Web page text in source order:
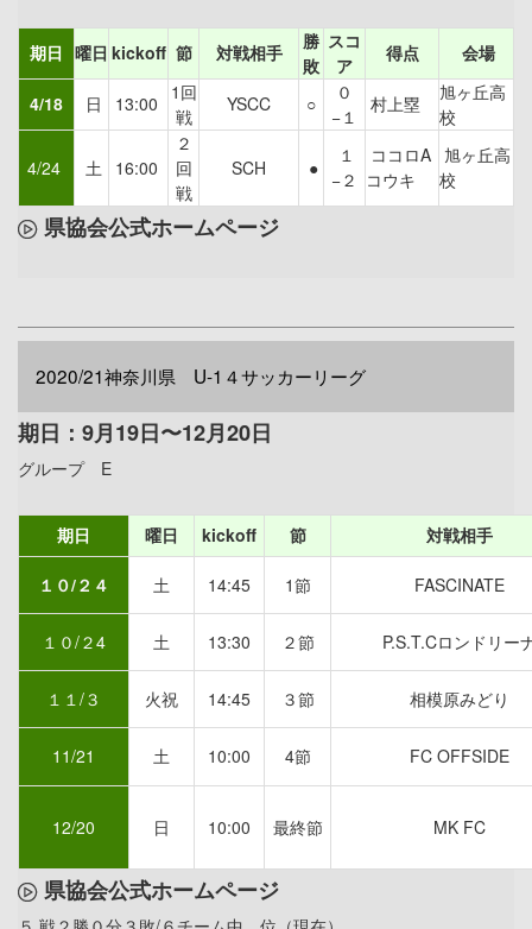
期日 曜日 kickoff 節 対戦相手
勝
敗
スコ
ア
得点 会場
4/18 日 13:00
1回
戦
YSCC ○
０
−１
村上塁
旭ヶ丘高
校
4/24 土 16:00
２
回
戦
SCH ●
１
−２
ココロA
コウキ
旭ヶ丘高
校
県協会公式ホームページ
2020/21神奈川県 U-1４サッカーリーグ
期日：9月19日〜12月20日
グループ E
期日 曜日 kickoff 節 対戦相手
１０/２４ 土 14:45 1節 FASCINATE
１０/２4 土 13:30 ２節 P.S.T.Cロンドリー
１１/３ 火祝 14:45 ３節 相模原みどり
11/21 土 10:00 4節 FC OFFSIDE
12/20 日 10:00 最終節 MK FC
県協会公式ホームページ